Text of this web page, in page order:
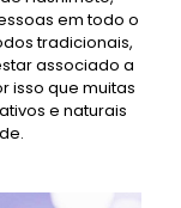
em todo o
tradicionais,
associado a
isso que muitas
e naturais